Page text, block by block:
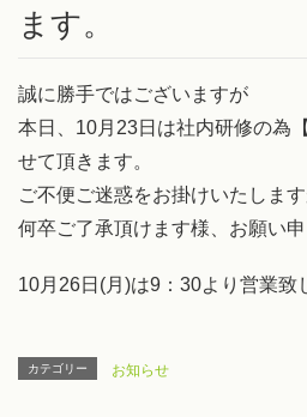
ます。
誠に勝手ではございますが
本日、10月23日は社内研修の為
せて頂きます。
ご不便ご迷惑をお掛けいたしま
何卒ご了承頂けます様、お願い申
10月26日(月)は9：30より営業致
カテゴリー お知らせ